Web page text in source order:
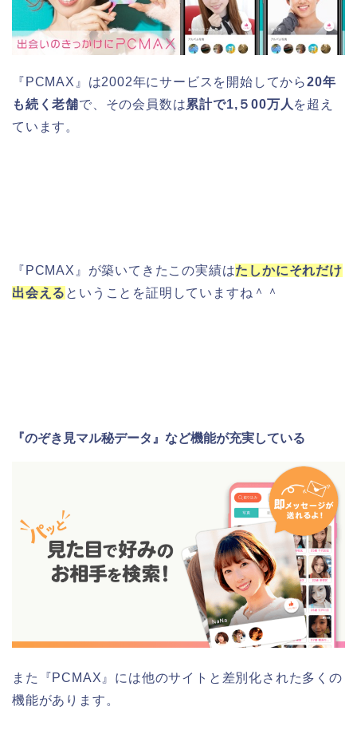
『PCMAX』は2002年にサービスを開始してから20年
も続く老舗で、その会員数は累計で1,５00万人 を超え
ています。
『PCMAX』が築いてきたこの実績はたしかにそれだけ
出会える ということを証明していますね＾＾
『のぞき見マル秘データ』など機能が充実している
また『PCMAX』には他のサイトと差別化された多くの
機能があります。